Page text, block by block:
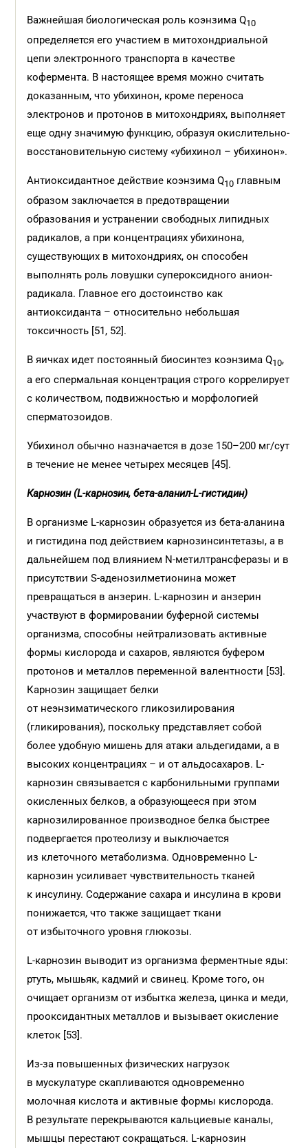
Важнейшая биологическая роль коэнзима Q10
определяется его участием в митохондриальной
цепи электронного транспорта в качестве
кофермента. В настоящее время можно считать
доказанным, что убихинон, кроме переноса
электронов и протонов в митохондриях, выполняет
еще одну значимую функцию, образуя окислительно-
восстановительную систему «убихинол – убихинон».
Антиоксидантное действие коэнзима Q10 главным
образом заключается в предотвращении
образования и устранении свободных липидных
радикалов, а при концентрациях убихинона,
существующих в митохондриях, он способен
выполнять роль ловушки супероксидного анион-
радикала. Главное его достоинство как
антиоксиданта – относительно небольшая
токсичность [51, 52].
В яичках идет постоянный биосинтез коэнзима Q10,
а его спермальная концентрация строго коррелирует
с количеством, подвижностью и морфологией
сперматозоидов.
Убихинол обычно назначается в дозе 150–200 мг/сут
в течение не менее четырех месяцев [45].
Карнозин (L-карнозин, бета-аланил-L-гистидин)
В организме L-карнозин образуется из бета-аланина
и гистидина под действием карнозинсинтетазы, а в
дальнейшем под влиянием N-метилтрансферазы и в
присутствии S-аденозилметионина может
превращаться в анзерин. L-карнозин и анзерин
участвуют в формировании буферной системы
организма, способны нейтрализовать активные
формы кислорода и сахаров, являются буфером
протонов и металлов переменной валентности [53].
Карнозин защищает белки
от неэнзиматического гликозилирования
(гликирования), поскольку представляет собой
более удобную мишень для атаки альдегидами, а в
высоких концентрациях – и от альдосахаров. L-
карнозин связывается с карбонильными группами
окисленных белков, а образующееся при этом
карнозилированное производное белка быстрее
подвергается протеолизу и выключается
из клеточного метаболизма. Одновременно L-
карнозин усиливает чувствительность тканей
к инсулину. Содержание сахара и инсулина в крови
понижается, что также защищает ткани
от избыточного уровня глюкозы.
L-карнозин выводит из организма ферментные яды:
ртуть, мышьяк, кадмий и свинец. Кроме того, он
очищает организм от избытка железа, цинка и меди,
прооксидантных металлов и вызывает окисление
клеток [53].
Из-за повышенных физических нагрузок
в мускулатуре скапливаются одновременно
молочная кислота и активные формы кислорода.
В результате перекрываются кальциевые каналы,
мышцы перестают сокращаться. L-карнозин